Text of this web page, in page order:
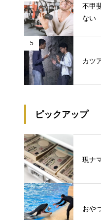
不甲
ない
5
カツ
ピックアップ
現ナ
おや